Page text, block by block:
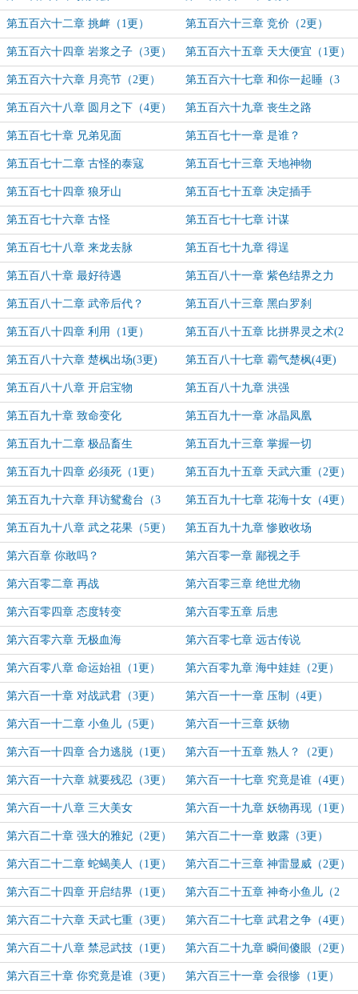
第五百六十二章 挑衅（1更） 第五百六十三章 竞价（2更）
第五百六十四章 岩浆之子（3更） 第五百六十五章 天大便宜（1更）
第五百六十六章 月亮节（2更） 第五百六十七章 和你一起睡（3
更）
第五百六十八章 圆月之下（4更） 第五百六十九章 丧生之路
第五百七十章 兄弟见面 第五百七十一章 是谁？
第五百七十二章 古怪的泰寇 第五百七十三章 天地神物
第五百七十四章 狼牙山 第五百七十五章 决定插手
第五百七十六章 古怪 第五百七十七章 计谋
第五百七十八章 来龙去脉 第五百七十九章 得逞
第五百八十章 最好待遇 第五百八十一章 紫色结界之力
第五百八十二章 武帝后代？ 第五百八十三章 黑白罗刹
第五百八十四章 利用（1更） 第五百八十五章 比拼界灵之术(2
更)
第五百八十六章 楚枫出场(3更) 第五百八十七章 霸气楚枫(4更)
第五百八十八章 开启宝物 第五百八十九章 洪强
第五百九十章 致命变化 第五百九十一章 冰晶凤凰
第五百九十二章 极品畜生 第五百九十三章 掌握一切
第五百九十四章 必须死（1更） 第五百九十五章 天武六重（2更）
第五百九十六章 拜访鸳鸯台（3
更）
第五百九十七章 花海十女（4更）
第五百九十八章 武之花果（5更） 第五百九十九章 惨败收场
第六百章 你敢吗？ 第六百零一章 鄙视之手
第六百零二章 再战 第六百零三章 绝世尤物
第六百零四章 态度转变 第六百零五章 后患
第六百零六章 无极血海 第六百零七章 远古传说
第六百零八章 命运始祖（1更） 第六百零九章 海中娃娃（2更）
第六百一十章 对战武君（3更） 第六百一十一章 压制（4更）
第六百一十二章 小鱼儿（5更） 第六百一十三章 妖物
第六百一十四章 合力逃脱（1更） 第六百一十五章 熟人？（2更）
第六百一十六章 就要残忍（3更） 第六百一十七章 究竟是谁（4更）
第六百一十八章 三大美女 第六百一十九章 妖物再现（1更）
第六百二十章 强大的雅妃（2更） 第六百二十一章 败露（3更）
第六百二十二章 蛇蝎美人（1更） 第六百二十三章 神雷显威（2更）
第六百二十四章 开启结界（1更） 第六百二十五章 神奇小鱼儿（2
更）
第六百二十六章 天武七重（3更） 第六百二十七章 武君之争（4更）
第六百二十八章 禁忌武技（1更） 第六百二十九章 瞬间傻眼（2更）
第六百三十章 你究竟是谁（3更） 第六百三十一章 会很惨（1更）